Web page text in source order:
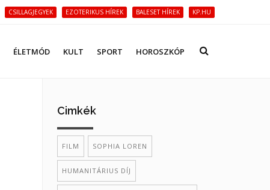
CSILLAGJEGYEK EZOTERIKUS HÍREK BALESET HÍREK KP.HU
ÉLETMÓD KULT SPORT HOROSZKÓP
Cimkék
FILM SOPHIA LOREN
HUMANITÁRIUS DÍJ